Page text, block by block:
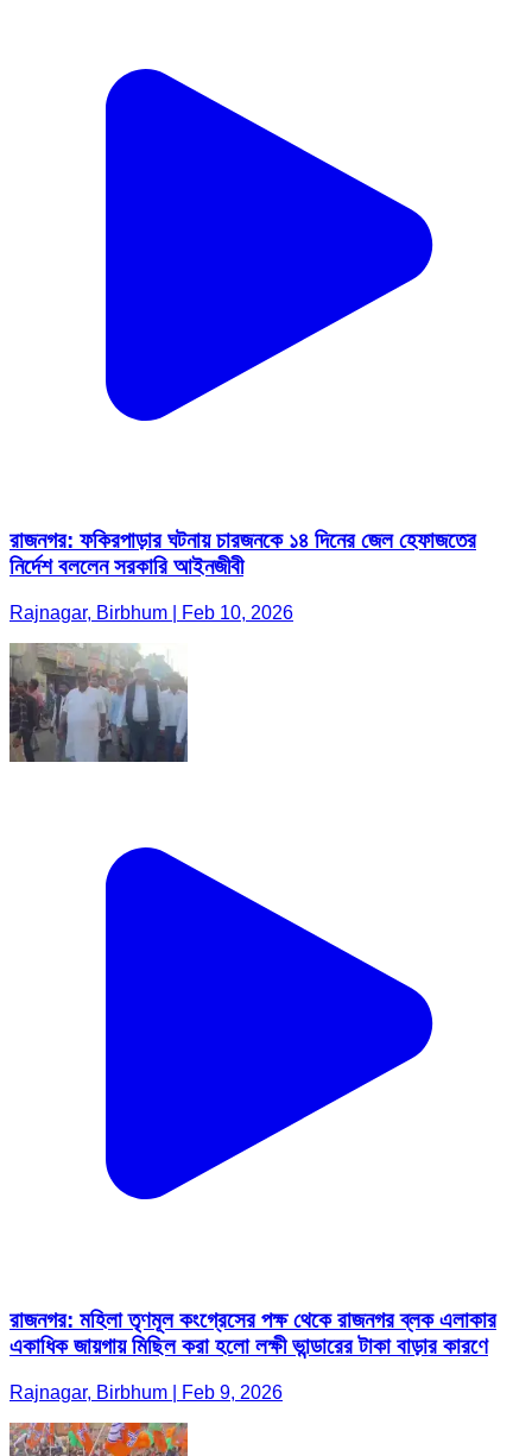
রাজনগর: ফকিরপাড়ার ঘটনায় চারজনকে ১৪ দিনের জেল হেফাজতের
নির্দেশ বললেন সরকারি আইনজীবী
Rajnagar, Birbhum | Feb 10, 2026
রাজনগর: মহিলা তৃণমূল কংগ্রেসের পক্ষ থেকে রাজনগর ব্লক এলাকার
একাধিক জায়গায় মিছিল করা হলো লক্ষী ভান্ডারের টাকা বাড়ার কারণে
Rajnagar, Birbhum | Feb 9, 2026